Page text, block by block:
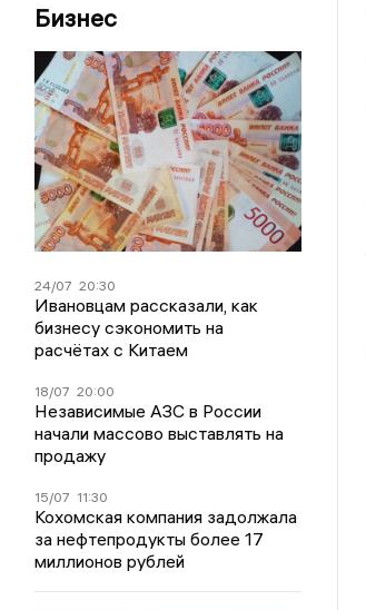
Бизнес
24/07 20:30
Ивановцам рассказали, как
бизнесу сэкономить на
расчётах с Китаем
18/07 20:00
Независимые АЗС в России
начали массово выставлять на
продажу
15/07 11:30
Кохомская компания задолжала
за нефтепродукты более 17
миллионов рублей